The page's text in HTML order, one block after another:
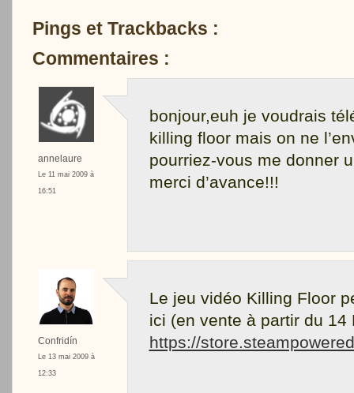
Pings et Trackbacks :
Commentaires :
annelaure
Le 11 mai 2009 à
16:51
bonjour,euh je voudrais
killing floor mais on ne
pourriez-vous me donner
merci d’avance!!!
Confridín
Le 13 mai 2009 à
12:33
Le jeu vidéo Killing Floor
ici (en vente à partir du 14
https://